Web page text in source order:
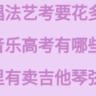
法艺考要花
高考有哪
卖吉他琴